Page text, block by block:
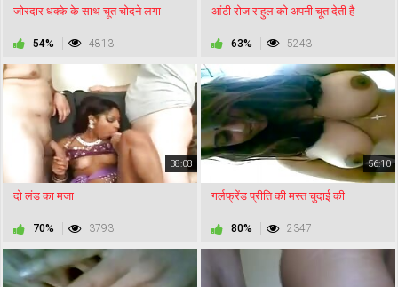
जोरदार धक्के के साथ चूत चोदने लगा
54% 4813
आंटी रोज राहुल को अपनी चूत देती है
63% 5243
38:08
दो लंड का मजा
70% 3793
56:10
गर्लफ्रेंड प्रीति की मस्त चुदाई की
80% 2347